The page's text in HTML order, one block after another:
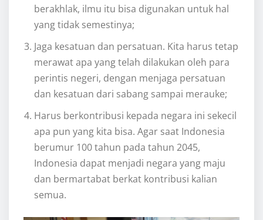
berakhlak, ilmu itu bisa digunakan untuk hal
yang tidak semestinya;
Jaga kesatuan dan persatuan. Kita harus tetap
merawat apa yang telah dilakukan oleh para
perintis negeri, dengan menjaga persatuan
dan kesatuan dari sabang sampai merauke;
Harus berkontribusi kepada negara ini sekecil
apa pun yang kita bisa. Agar saat Indonesia
berumur 100 tahun pada tahun 2045,
Indonesia dapat menjadi negara yang maju
dan bermartabat berkat kontribusi kalian
semua.